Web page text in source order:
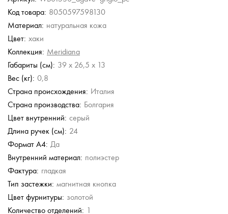
Сумка с
регулируемой ручкой
13 230 руб.
18 900 руб.
Кожаная сумка
Сумка с ручкой
9 450 руб.
18 900 руб.
Кожаная сумка
Код товара: 8050597598130
Материал: натуральная кожа
Цвет: хаки
Коллекция: Meridiana
Габариты (см): 39 x 26,5 x 13
Вес (кг): 0,8
Страна происхождения: Италия
Страна производства: Болгария
Цвет внутренний: серый
Длина ручек (см): 24
Формат А4: Да
Внутренний материал: полиэстер
Фактура: гладкая
Тип застежки: магнитная кнопка
Цвет фурнитуры: золотой
Количество отделений: 1